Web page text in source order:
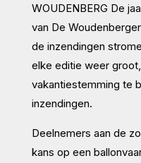
WOUDENBERG De
van De
de inzendingen
elke editie weer
vakantiestemming te
inzendingen.
Deelnemers aan de
kans op een